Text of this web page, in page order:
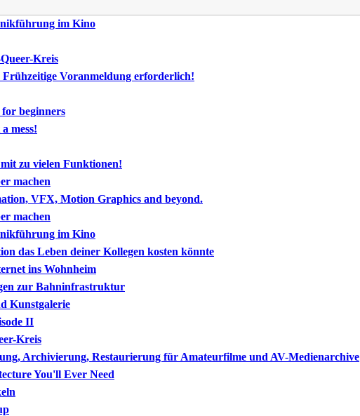
im Kino
Kreis
Voranmeldung erforderlich!
beginners
mess!
zu vielen Funktionen!
machen
VFX, Motion Graphics and beyond.
machen
im Kino
das Leben deiner Kollegen kosten könnte
ins Wohnheim
zur Bahninfrastruktur
Kunstgalerie
II
Kreis
Archivierung, Restaurierung für Amateurfilme und AV-Medienarchive
You'll Ever Need